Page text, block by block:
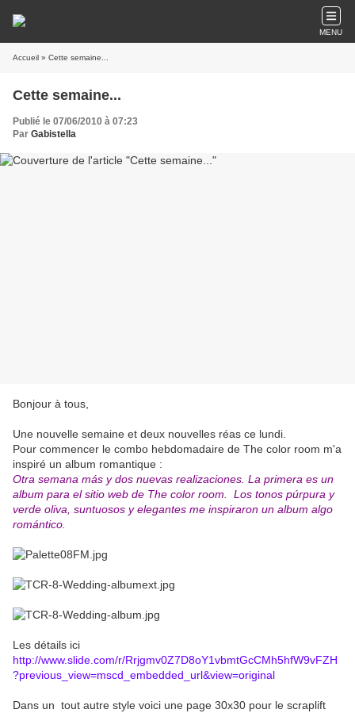
MENU
Accueil » Cette semaine...
Cette semaine...
Publié le 07/06/2010 à 07:23
Par Gabistella
Bonjour à tous,
Une nouvelle semaine et deux nouvelles réas ce lundi.
Pour commencer le combo hebdomadaire de The color room m'a
inspiré un album romantique :
Otra semana más y dos nuevas realizaciones. La primera es un
album para el sitio web de The color room. Los tonos púrpura y
verde oliva, suntuosos y elegantes me inspiraron un album algo
romántico.
Les détails ici
http://www.slide.com/r/Rrjgmv0Z7D8oY1vbmtGcCMh5hfW9vFZH
?previous_view=mscd_embedded_url&view=original
Dans un tout autre style voici une page 30x30 pour le scraplift